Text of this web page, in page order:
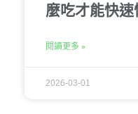
麼吃才能快速
閱讀更多 »
2026-03-01